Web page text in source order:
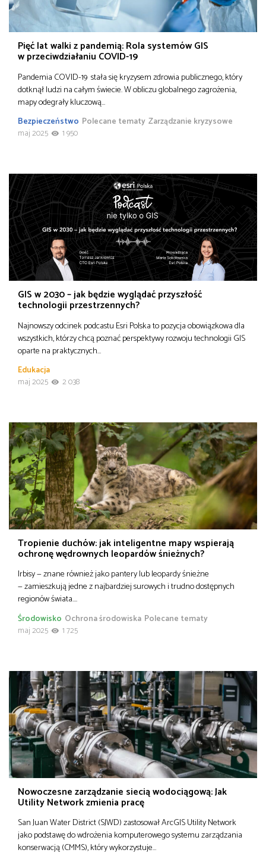
Pięć lat walki z pandemią: Rola systemów GIS
w przeciwdziałaniu COVID-19
Pandemia COVID-19 stała się kryzysem zdrowia publicznego, który
dotknął ludzi na całym świecie. W obliczu globalnego zagrożenia,
mapy odegrały kluczową…
Bezpieczeństwo Polecane tematy Zarządzanie kryzysowe
maj 2025
1 950
GIS w 2030 – jak będzie wyglądać przyszłość
technologii przestrzennych?
Najnowszy odcinek podcastu Esri Polska to pozycja obowiązkowa dla
wszystkich, którzy chcą poznać perspektywy rozwoju technologii GIS
oparte na praktycznych…
Edukacja
maj 2025
2 038
Tropienie duchów: jak inteligentne mapy wspierają
ochronę wędrownych leopardów śnieżnych?
Irbisy — znane również jako pantery lub leopardy śnieżne
— zamieszkują jedne z najbardziej surowych i trudno dostępnych
regionów świata….
Ochrona środowiska Polecane tematy
Środowisko
maj 2025
1 725
Nowoczesne zarządzanie siecią wodociągową: Jak
Utility Network zmienia pracę
San Juan Water District (SJWD) zastosował ArcGIS Utility Network
jako podstawę do wdrożenia komputerowego systemu zarządzania
konserwacją (CMMS), który wykorzystuje…